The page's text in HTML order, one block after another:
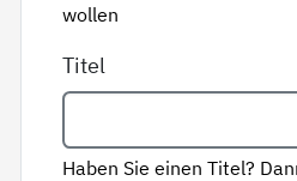
wollen
Titel
Haben Sie einen Titel?